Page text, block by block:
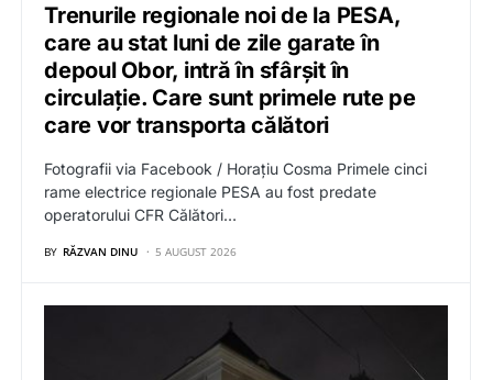
Trenurile regionale noi de la PESA,
care au stat luni de zile garate în
depoul Obor, intră în sfârșit în
circulație. Care sunt primele rute pe
care vor transporta călători
Fotografii via Facebook / Horațiu Cosma Primele cinci
rame electrice regionale PESA au fost predate
operatorului CFR Călători…
BY RĂZVAN DINU 5 AUGUST 2026